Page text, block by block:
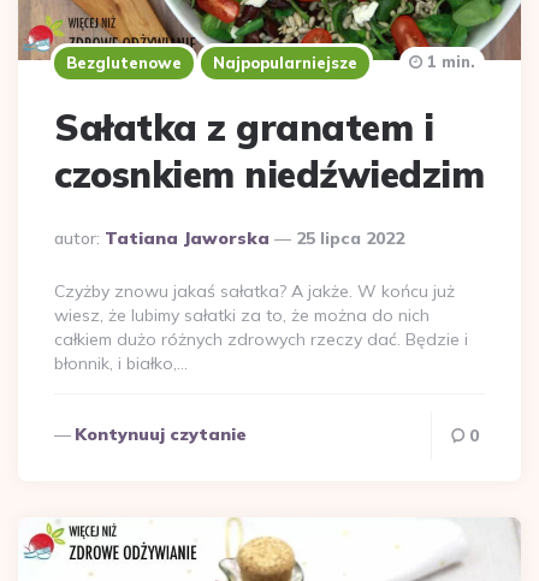
Bezglutenowe Najpopularniejsze
Sałatka z granatem i
czosnkiem niedźwiedzim
Dodane
autor: Tatiana Jaworska 25 lipca 2022
1 min.
Czyżby znowu jakaś sałatka? A jakże. W końcu już
wiesz, że lubimy sałatki za to, że można do nich
całkiem dużo różnych zdrowych rzeczy dać. Będzie i
błonnik, i białko,…
Kontynuuj czytanie 0